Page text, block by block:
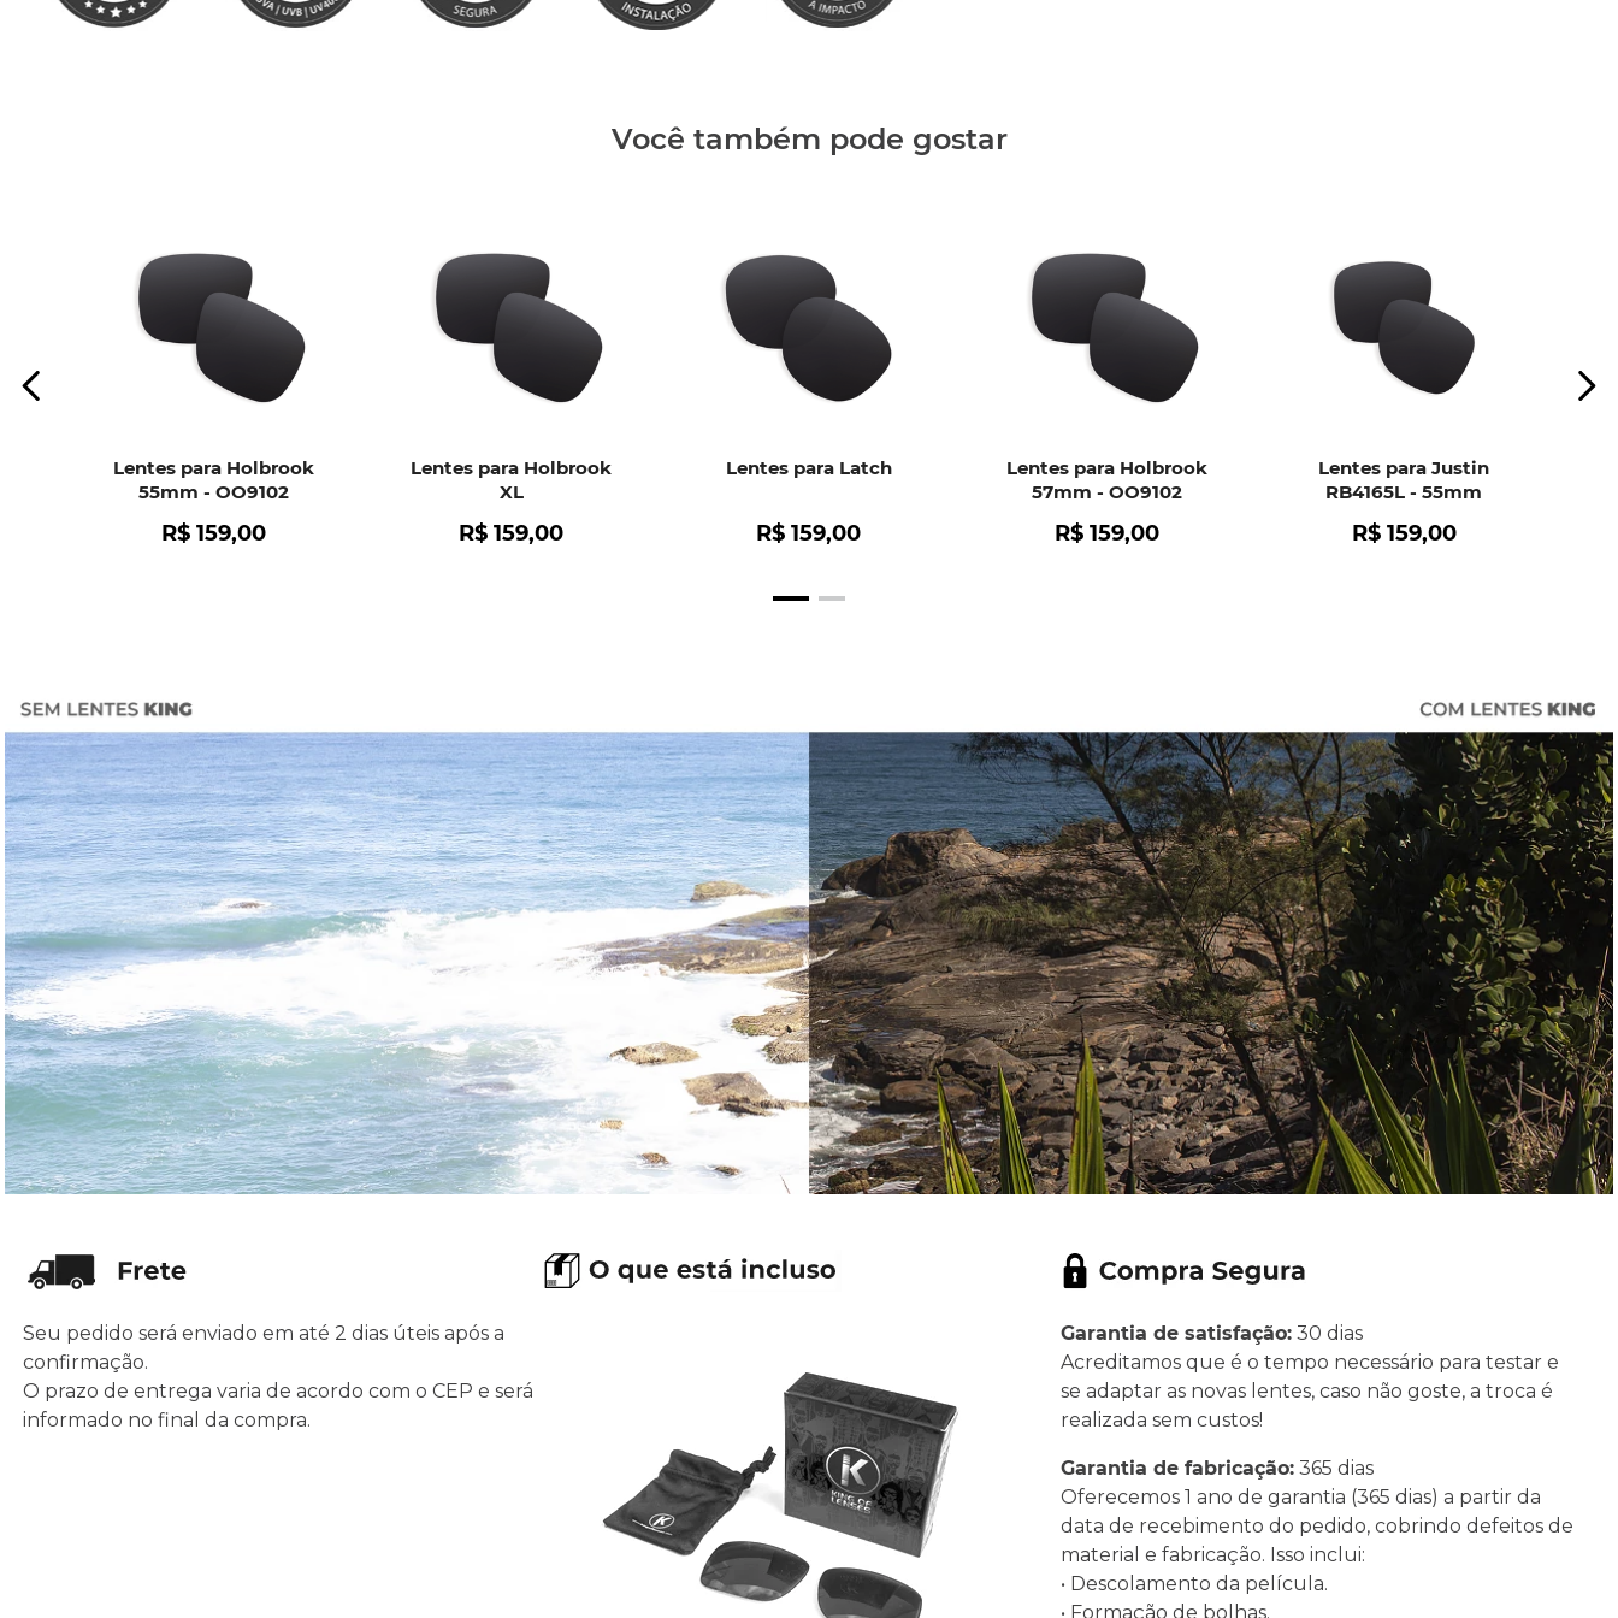
Você também pode gostar
Lentes para Holbrook
55mm - OO9102
R$ 159,00
Lentes para Holbrook
XL
R$ 159,00
Lentes para Latch
R$ 159,00
Lentes para Holbrook
57mm - OO9102
R$ 159,00
Lentes para Justin
RB4165L - 55mm
R$ 159,00
Seu pedido será enviado em até 2 dias úteis após a
confirmação.
O prazo de entrega varia de acordo com o CEP e será
informado no final da compra.
Garantia de satisfação:30 dias
Acreditamos que é o tempo necessário para testar e
se adaptar as novas lentes, caso não goste, a troca é
realizada sem custos!
Garantia de fabricação:365 dias
Oferecemos 1 ano de garantia (365 dias) a partir da
data de recebimento do pedido, cobrindo defeitos de
material e fabricação. Isso inclui:
• Descolamento da película.
• Formação de bolhas.